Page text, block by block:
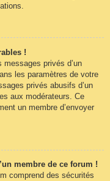
!
privés d’un
les paramètres de votre
privés abusifs d’un
aux modérateurs. Ce
un membre d’envoyer
membre de ce forum !
comprend des sécurités